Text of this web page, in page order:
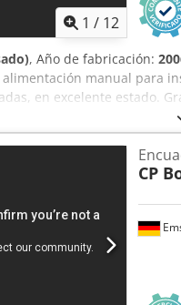
1 / 12
, Año de fabricación:
manual para
en excelente estado.
bobina. Funciones para
eléctrica 230V/
adjunto. ¡Excelente
CP